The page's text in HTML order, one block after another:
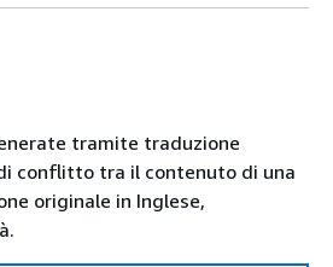
tramite traduzione
conflitto tra il contenuto di una
originale in Inglese,